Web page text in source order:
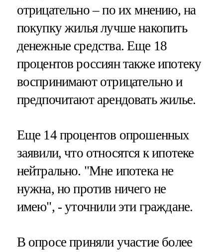
отрицательно – по их мнению, на
покупку жилья лучше накопить
денежные средства. Еще 18
процентов россиян также ипотеку
воспринимают отрицательно и
предпочитают арендовать жилье.
Еще 14 процентов опрошенных
заявили, что относятся к ипотеке
нейтрально. "Мне ипотека не
нужна, но против ничего не
имею", - уточнили эти граждане.
В опросе приняли участие более